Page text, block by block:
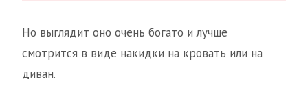
Но выглядит оно очень богато и лучше
смотрится в виде накидки на кровать или на
диван.